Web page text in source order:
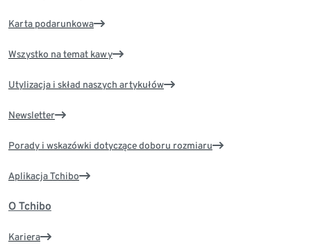
Karta podarunkowa
Wszystko na temat kawy
Utylizacja i skład naszych artykułów
Newsletter
Porady i wskazówki dotyczące doboru rozmiaru
Aplikacja Tchibo
O Tchibo
Kariera